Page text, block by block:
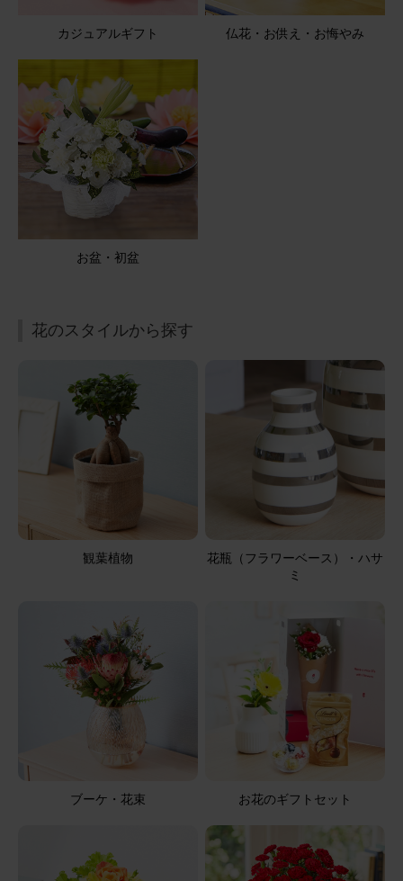
ビタミンカラーで亡き父に
父の日に、昨年の12月に亡くなった父の写真の前に飾りま
す。 ステキなお花をありがとうございました。
そのまま飾れるブーケ(黄色、Sサイズ)
ブルーミーユーザーさん
用途：
父の日
そのまま飾れるブーケ ひまわり Sサイズ 八天堂プリンセ
2026/06/22
ブルーミーユーザーさん
用途：
元気が出るひまわり
遠方の父に送ったので実際の物を私は見てない。 送られて
写真を見たけど、彩りも良くてすごく可愛かった！父も元
気が出ると。 また機会があればお願いしようかな
そのまま飾れるブーケ(ひまわり) Sサイズ
2026/06/22
ブルーミーユーザーさん
父の日
父の日のお花
父の日に相応しいひまわりの花束でお部屋が明るくなりま
そのまま飾れるブーケ(ひまわり) Sサイズ
カジュアルギフト 仏花・お供え・お悔やみ
お盆・初盆
花のスタイルから探す
観葉植物
花瓶（フラワーベース）・ハサ
ミ
ブーケ・花束 お花のギフトセット